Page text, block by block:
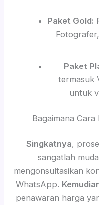
Paket Gold:
Paket
termasuk
untuk
Bagaimana Cara
Singkatnya,
sangatlah
mengonsultasikan
WhatsApp.
penawaran harga